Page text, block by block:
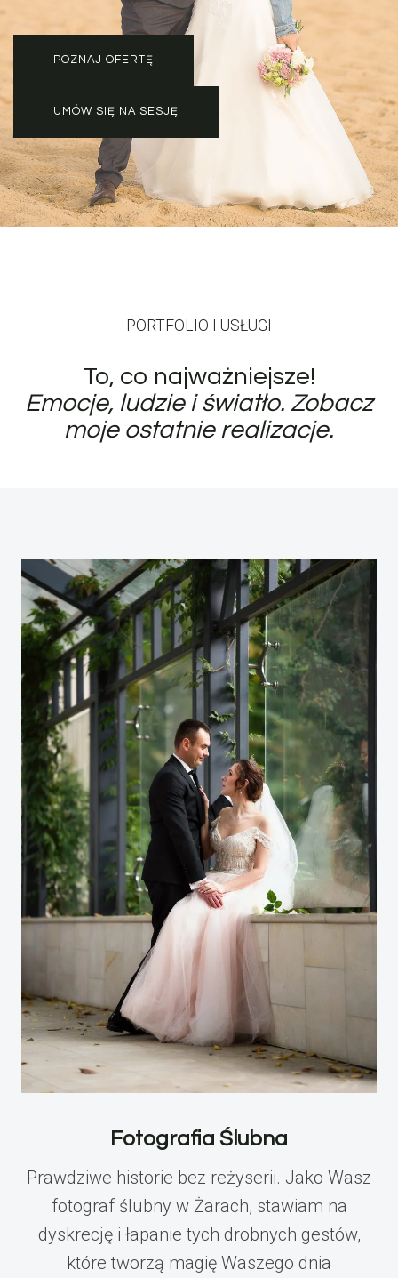
POZNAJ OFERTĘ
UMÓW SIĘ NA SESJĘ
PORTFOLIO I USŁUGI
To, co najważniejsze!
Emocje, ludzie i światło. Zobacz
moje ostatnie realizacje.
Fotografia Ślubna
Prawdziwe historie bez reżyserii. Jako Wasz
fotograf ślubny w Żarach, stawiam na
dyskrecję i łapanie tych drobnych gestów,
które tworzą magię Waszego dnia